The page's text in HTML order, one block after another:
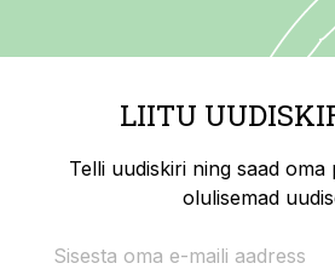
LIITU
Telli uudiskiri ning saad oma
olulisemad